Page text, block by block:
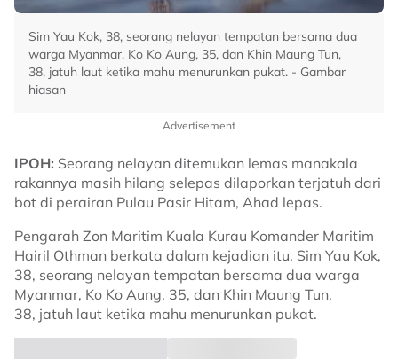
Sim Yau Kok, 38, seorang nelayan tempatan bersama dua
warga Myanmar, Ko Ko Aung, 35, dan Khin Maung Tun,
38, jatuh laut ketika mahu menurunkan pukat. - Gambar
hiasan
Advertisement
IPOH: Seorang nelayan ditemukan lemas manakala
rakannya masih hilang selepas dilaporkan terjatuh dari
bot di perairan Pulau Pasir Hitam, Ahad lepas.
Pengarah Zon Maritim Kuala Kurau Komander Maritim
Hairil Othman berkata dalam kejadian itu, Sim Yau Kok,
38, seorang nelayan tempatan bersama dua warga
Myanmar, Ko Ko Aung, 35, dan Khin Maung Tun,
38, jatuh laut ketika mahu menurunkan pukat.